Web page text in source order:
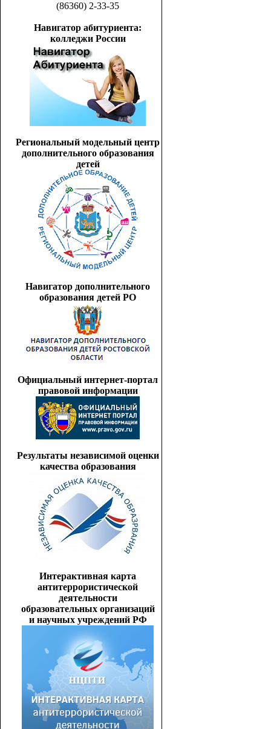
(86360) 2-33-35
Навигатор абитуриента:
колледжи России
Региональный модельный центр
дополнительного образования
детей
Навигатор дополнительного
образования детей РО
Официальный интернет-портал
правовой информации
Результаты независимой оценки
качества образования
Интерактивная карта
антитеррористической
деятельности
образовательных организаций
и научных учреждений РФ